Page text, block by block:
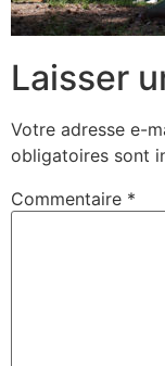
Laisser
Votre adresse e-
obligatoires sont
Commentaire *